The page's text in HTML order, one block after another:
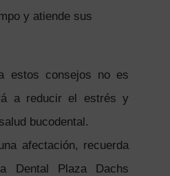
y atiende sus
estos consejos no es
a reducir el estrés y
bucodental.
afectación, recuerda
Dental Plaza Dachs